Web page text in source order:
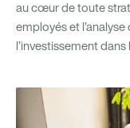
au cœur de toute
employés et
l’investissement